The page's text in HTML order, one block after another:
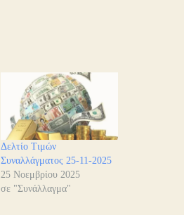
Δελτίο Τιμών
Συναλλάγματος 25-11-2025
25 Νοεμβρίου 2025
σε "Συνάλλαγμα"